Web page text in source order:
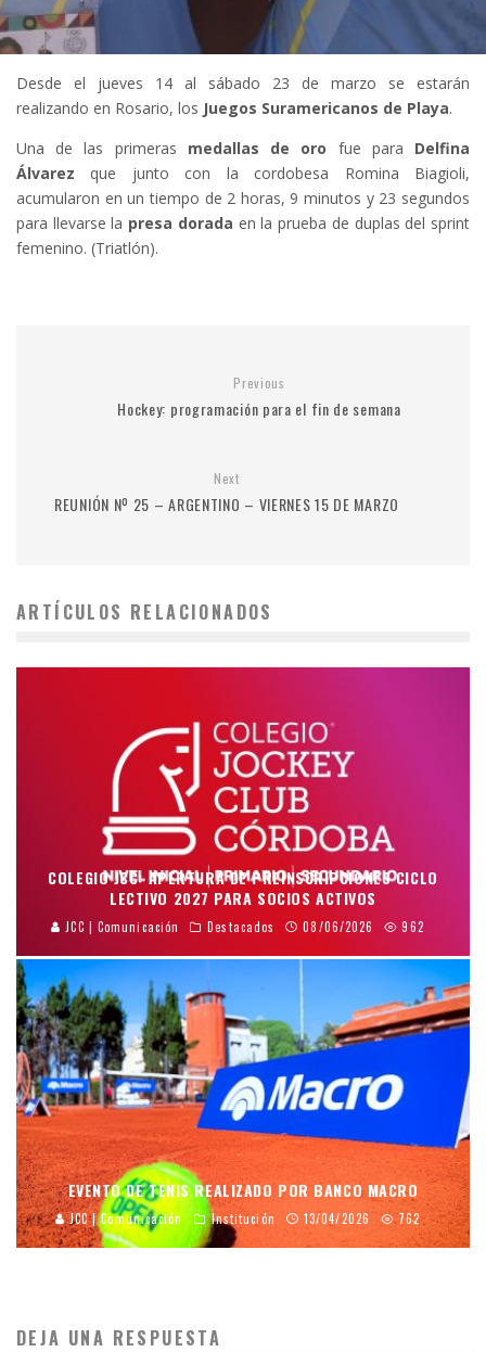
Desde el jueves 14 al sábado 23 de marzo se estarán
realizando en Rosario, los Juegos Suramericanos de Playa.
Una de las primeras medallas de oro fue para Delfina
Álvarez que junto con la cordobesa Romina Biagioli,
acumularon en un tiempo de 2 horas, 9 minutos y 23 segundos
para llevarse la presa dorada en la prueba de duplas del sprint
femenino. (Triatlón).
Previous
Hockey: programación para el fin de semana
Next
REUNIÓN Nº 25 – ARGENTINO – VIERNES 15 DE MARZO
ARTÍCULOS RELACIONADOS
COLEGIO JCC: APERTURA DE PREINSCRIPCIONES CICLO
LECTIVO 2027 PARA SOCIOS ACTIVOS
JCC | Comunicación Destacados 08/06/2026 962
EVENTO DE TENIS REALIZADO POR BANCO MACRO
JCC | Comunicación Institución 13/04/2026 762
DEJA UNA RESPUESTA